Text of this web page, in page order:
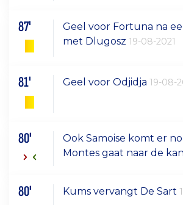
87'
Geel voor Fortuna na
met Dlugosz 19-08-2021
81' Geel voor Odjidja 19-08-
80'
Ook Samoise komt er
Montes gaat naar de
80' Kums vervangt De Sart